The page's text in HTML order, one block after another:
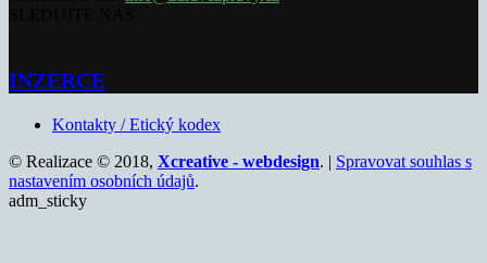
INZERCE
Kontakty / Etický kodex
© Realizace © 2018, Xcreative - webdesign. | Spravovat souhlas s
nastavením osobních údajů.
adm_sticky